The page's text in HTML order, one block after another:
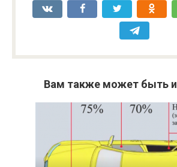
Вам также может быть